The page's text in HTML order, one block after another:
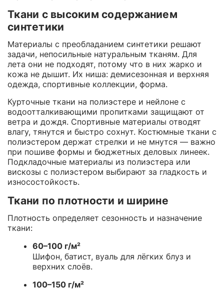
Ткани с высоким содержанием
синтетики
Материалы с преобладанием синтетики решают
задачи, непосильные натуральным тканям. Для
лета они не подходят, потому что в них жарко и
кожа не дышит. Их ниша: демисезонная и верхняя
одежда, спортивные коллекции, форма.
Курточные ткани на полиэстере и нейлоне с
водоотталкивающими пропитками защищают от
ветра и дождя. Спортивные материалы отводят
влагу, тянутся и быстро сохнут. Костюмные ткани с
полиэстером держат стрелки и не мнутся — важно
при пошиве формы и бюджетных деловых линеек.
Подкладочные материалы из полиэстера или
вискозы с полиэстером выбирают за гладкость и
износостойкость.
Ткани по плотности и ширине
Плотность определяет сезонность и назначение
ткани:
60–100 г/м²
Шифон, батист, вуаль для лёгких блуз и
верхних слоёв.
100–150 г/м²